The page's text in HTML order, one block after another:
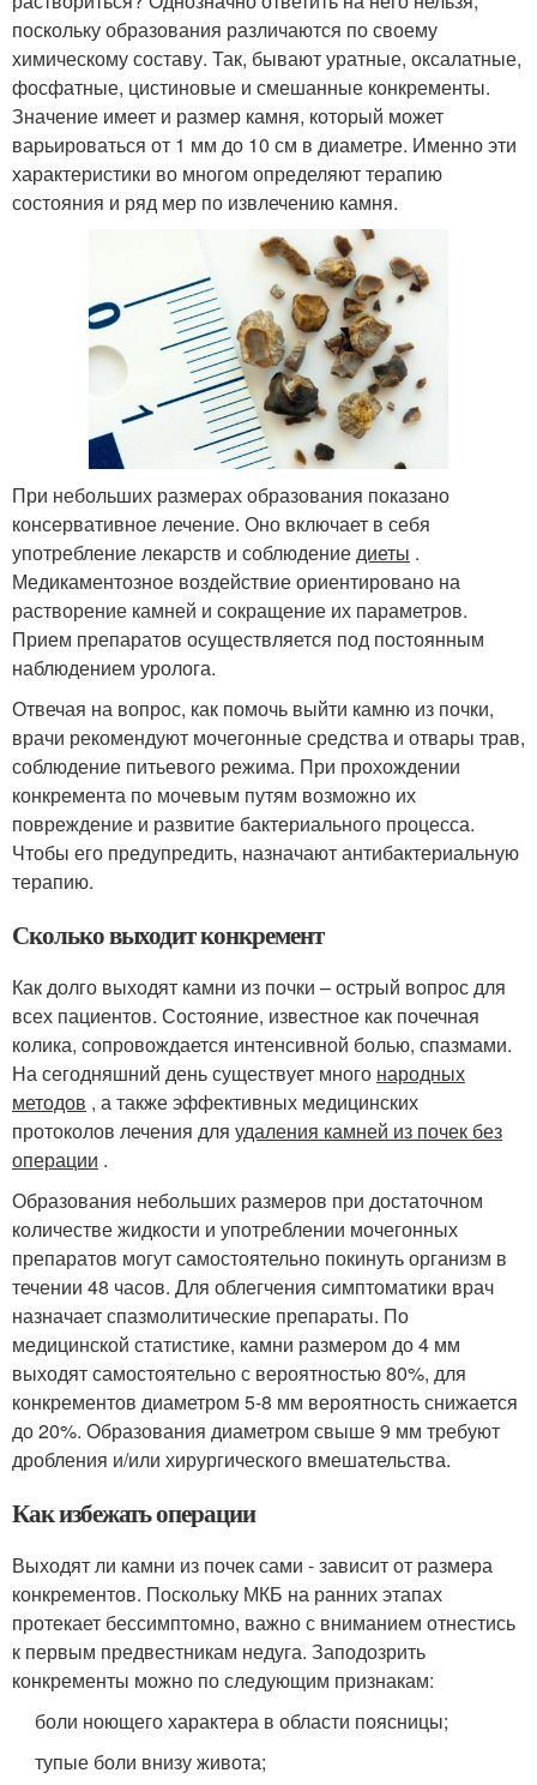
поскольку образования различаются по своему
химическому составу. Так, бывают уратные, оксалатные,
фосфатные, цистиновые и смешанные конкременты.
Значение имеет и размер камня, который может
варьироваться от 1 мм до 10 см в диаметре. Именно эти
характеристики во многом определяют терапию
состояния и ряд мер по извлечению камня.
При небольших размерах образования показано
консервативное лечение. Оно включает в себя
употребление лекарств и соблюдениедиеты .
Медикаментозное воздействие ориентировано на
растворение камней и сокращение их параметров.
Прием препаратов осуществляется под постоянным
наблюдением уролога.
Отвечая на вопрос, как помочь выйти камню из почки,
врачи рекомендуют мочегонные средства и отвары трав,
соблюдение питьевого режима. При прохождении
конкремента по мочевым путям возможно их
повреждение и развитие бактериального процесса.
Чтобы его предупредить, назначают антибактериальную
терапию.
Сколько выходит конкремент
Как долго выходят камни из почки – острый вопрос для
всех пациентов. Состояние, известное как почечная
колика, сопровождается интенсивной болью, спазмами.
На сегодняшний день существует много народных
методов , а также эффективных медицинских
протоколов лечения для удаления камней из почек без
операции .
Образования небольших размеров при достаточном
количестве жидкости и употреблении мочегонных
препаратов могут самостоятельно покинуть организм в
течении 48 часов. Для облегчения симптоматики врач
назначает спазмолитические препараты. По
медицинской статистике, камни размером до 4 мм
выходят самостоятельно с вероятностью 80%, для
конкрементов диаметром 5-8 мм вероятность снижается
до 20%. Образования диаметром свыше 9 мм требуют
дробления и/или хирургического вмешательства.
Как избежать операции
Выходят ли камни из почек сами - зависит от размера
конкрементов. Поскольку МКБ на ранних этапах
протекает бессимптомно, важно с вниманием отнестись
к первым предвестникам недуга. Заподозрить
конкременты можно по следующим признакам:
боли ноющего характера в области поясницы;
тупые боли внизу живота;